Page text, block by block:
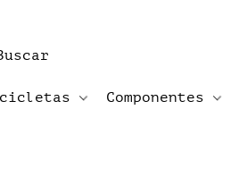
Componentes